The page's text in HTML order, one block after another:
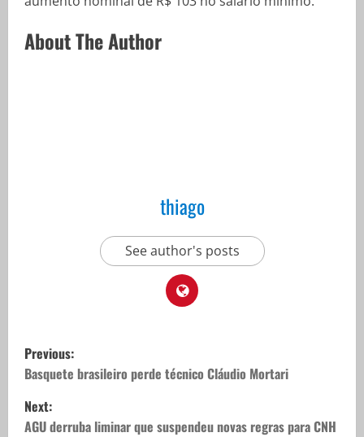
About The Author
thiago
See author's posts
P
o
s
Previous:
Basquete brasileiro perde técnico Cláudio Mortari
Next:
AGU derruba liminar que suspendeu novas regras para CNH